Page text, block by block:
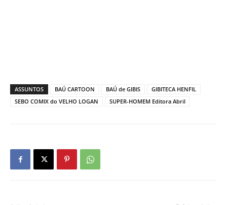
ASSUNTOS BAÚ CARTOON BAÚ de GIBIS
GIBITECA HENFIL
SEBO COMIX do VELHO LOGAN
SUPER-HOMEM Editora Abril